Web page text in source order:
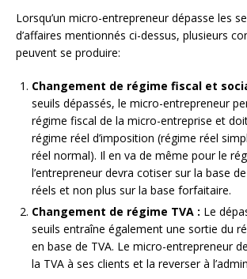
Lorsqu’un micro-entrepreneur dépasse les
d’affaires mentionnés ci-dessus, plusieurs
peuvent se produire:
Changement de régime fiscal et
seuils dépassés, le micro-entrepreneur
régime fiscal de la micro-entreprise et
régime réel d’imposition (régime réel
réel normal). Il en va de même pour le
l’entrepreneur devra cotiser sur la base
réels et non plus sur la base forfaitaire.
Changement de régime TVA : Le
seuils entraîne également une sortie du
en base de TVA. Le micro-entrepreneur
la TVA à ses clients et la reverser à